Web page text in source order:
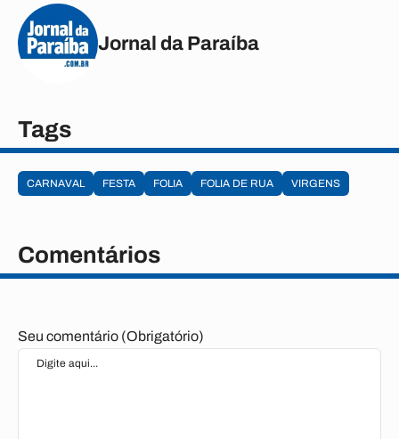
Jornal da Paraíba
Tags
CARNAVAL FESTA FOLIA FOLIA DE RUA VIRGENS
Comentários
Seu comentário (Obrigatório)